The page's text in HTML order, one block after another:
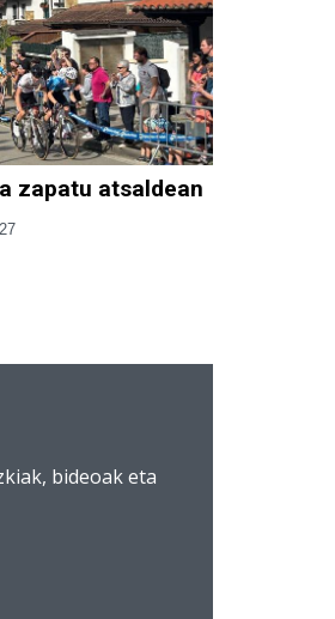
zapatu atsaldean
bideoak eta